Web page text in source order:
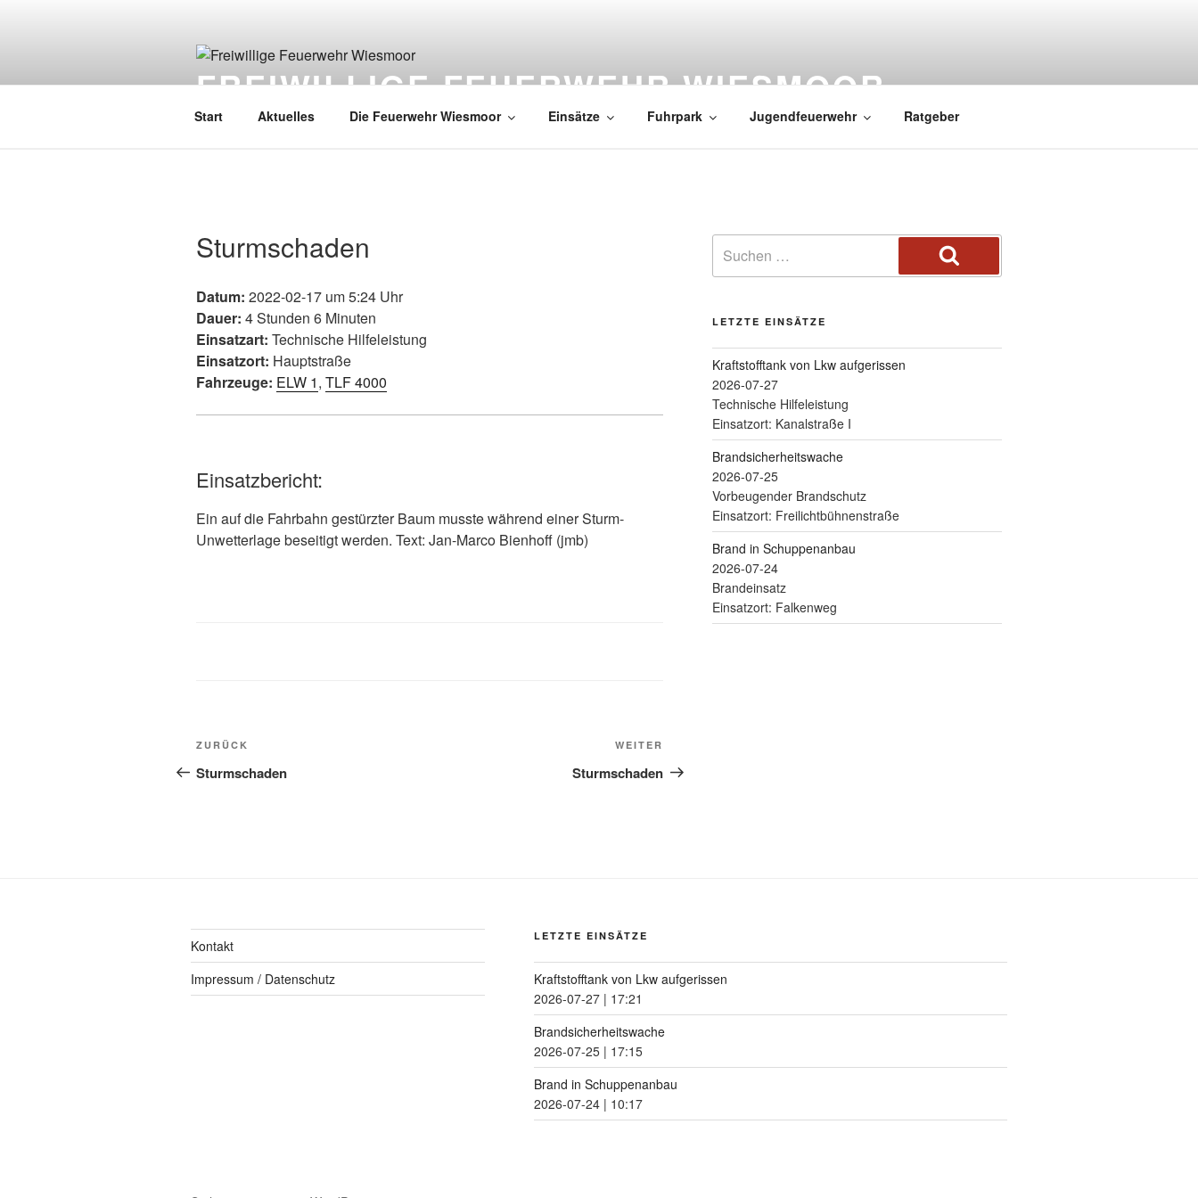
FREIWILLIGE FEUERWEHR WIESMOOR
Start Aktuelles Die Feuerwehr Wiesmoor Einsätze Fuhrpark Jugendfeuerwehr Ratgeber
Sturmschaden
Datum: 2022-02-17 um 5:24 Uhr
Dauer: 4 Stunden 6 Minuten
Einsatzart: Technische Hilfeleistung
Einsatzort: Hauptstraße
Fahrzeuge: ELW 1, TLF 4000
Einsatzbericht:
Ein auf die Fahrbahn gestürzter Baum musste während einer Sturm-
Unwetterlage beseitigt werden. Text: Jan-Marco Bienhoff (jmb)
ZURÜCK
Sturmschaden
WEITER
Sturmschaden
LETZTE EINSÄTZE
Kraftstofftank von Lkw aufgerissen
2026-07-27
Technische Hilfeleistung
Einsatzort: Kanalstraße I
Brandsicherheitswache
2026-07-25
Vorbeugender Brandschutz
Einsatzort: Freilichtbühnenstraße
Brand in Schuppenanbau
2026-07-24
Brandeinsatz
Einsatzort: Falkenweg
Kontakt
Impressum / Datenschutz
LETZTE EINSÄTZE
Kraftstofftank von Lkw aufgerissen
2026-07-27| 17:21
Brandsicherheitswache
2026-07-25| 17:15
Brand in Schuppenanbau
2026-07-24| 10:17